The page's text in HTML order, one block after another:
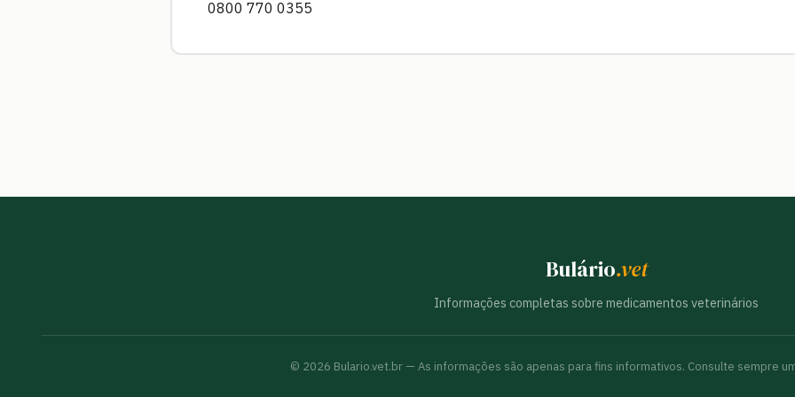
0800 770 0355
Bulário.vet
Informações completas sobre medicamentos veterinários
© 2026 Bulario.vet.br — As informações são apenas para fins informativos. Consulte sempre